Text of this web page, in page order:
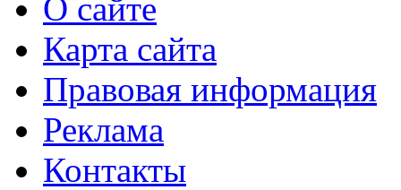
О сайте
Карта сайта
Правовая информация
Реклама
Контакты